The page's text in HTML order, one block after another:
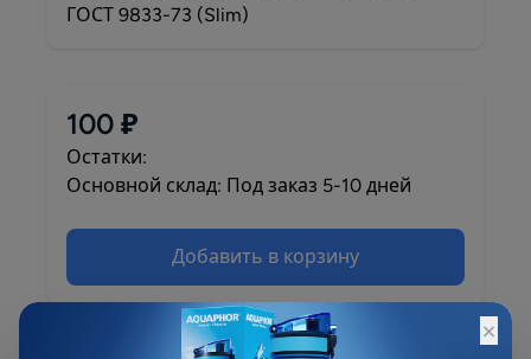
100 ₽
Остатки:
Основной склад: Под заказ 5-10 дней
Добавить в корзину
×